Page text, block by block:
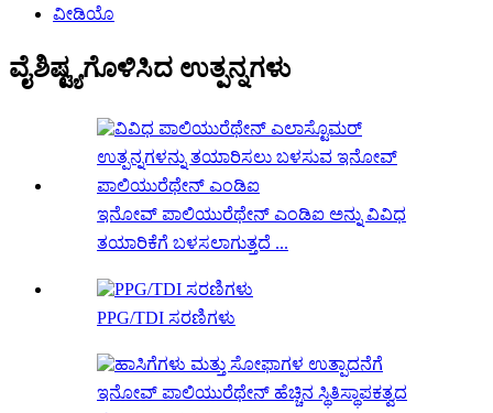
ವೀಡಿಯೊ
ವೈಶಿಷ್ಟ್ಯಗೊಳಿಸಿದ ಉತ್ಪನ್ನಗಳು
ಇನೋವ್ ಪಾಲಿಯುರೆಥೇನ್ ಎಂಡಿಐ ಅನ್ನು ವಿವಿಧ
ತಯಾರಿಕೆಗೆ ಬಳಸಲಾಗುತ್ತದೆ ...
PPG/TDI ಸರಣಿಗಳು